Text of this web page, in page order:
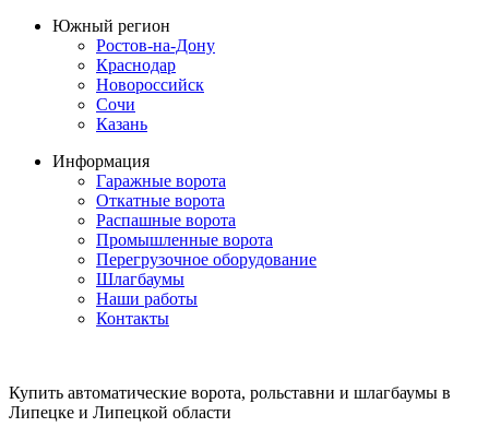
Южный регион
Ростов-на-Дону
Краснодар
Новороссийск
Сочи
Казань
Информация
Гаражные ворота
Откатные ворота
Распашные ворота
Промышленные ворота
Перегрузочное оборудование
Шлагбаумы
Наши работы
Контакты
Купить автоматические ворота, рольставни и шлагбаумы в
Липецке и Липецкой области